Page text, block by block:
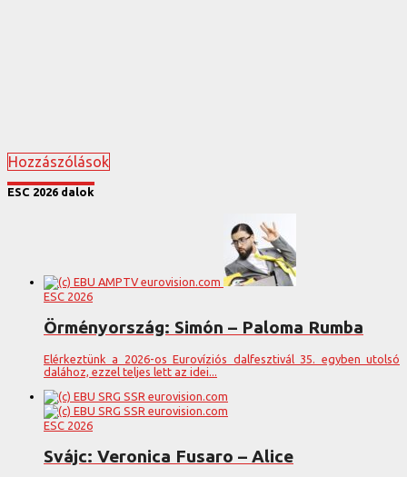
Hozzászólások
ESC 2026 dalok
ESC 2026
Örményország: Simón – Paloma Rumba
Elérkeztünk a 2026-os Eurovíziós dalfesztivál 35. egyben utolsó
dalához, ezzel teljes lett az idei...
ESC 2026
Svájc: Veronica Fusaro – Alice